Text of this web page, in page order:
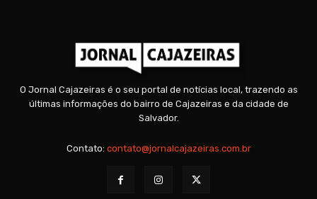
O Jornal Cajazeiras é o seu portal de notícias local, trazendo as
últimas informações do bairro de Cajazeiras e da cidade de
Salvador.
Contato: contato@jornalcajazeiras.com.br